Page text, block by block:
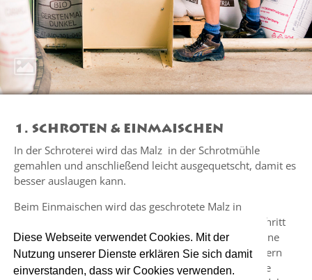
Diese Webseite verwendet Cookies. Mit der
Nutzung unserer Dienste erklären Sie sich damit
einverstanden, dass wir Cookies verwenden.
1. SCHROTEN & EINMAISCHEN
In der Schroterei wird das Malz in der Schrotmühle
gemahlen und anschließend leicht ausgequetscht, damit es
besser auslaugen kann.
Beim Einmaischen wird das geschrotete Malz in
vorgewärmtes Brauwasser gemischt. Im nächsten Schritt
wird die Maische in der Maischpfanne auf verschiedene
Temperaturstufen erhitzt, wobei die in den Malzkörnern
enthaltenen natürlichen Enzyme die wasserunlösliche